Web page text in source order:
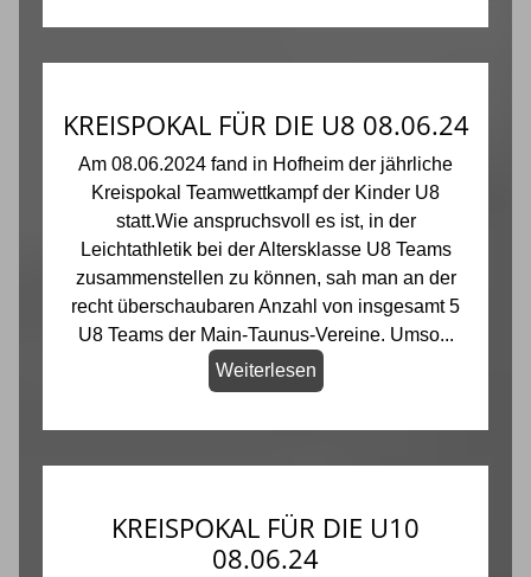
KREISPOKAL FÜR DIE U8 08.06.24
Am 08.06.2024 fand in Hofheim der jährliche
Kreispokal Teamwettkampf der Kinder U8
statt.Wie anspruchsvoll es ist, in der
Leichtathletik bei der Altersklasse U8 Teams
zusammenstellen zu können, sah man an der
recht überschaubaren Anzahl von insgesamt 5
U8 Teams der Main-Taunus-Vereine. Umso...
Weiterlesen
KREISPOKAL FÜR DIE U10
08.06.24